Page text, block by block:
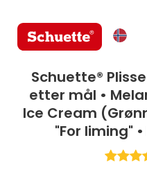
Schuette®
etter mål •
Ice Cream
"For liming"